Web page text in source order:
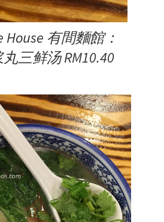
House 有間麵館：
三鲜汤 RM10.40